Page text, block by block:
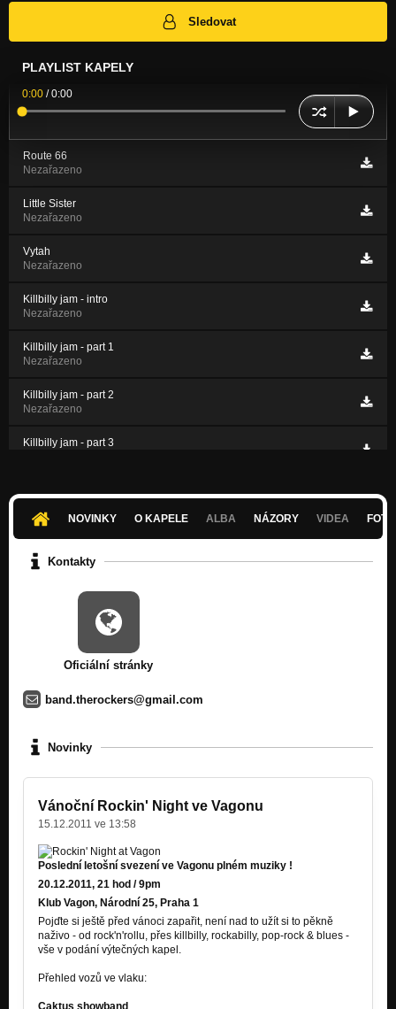
Sledovat
PLAYLIST KAPELY
0:00 /0:00
Route 66
Nezařazeno
Little Sister
Nezařazeno
Vytah
Nezařazeno
Killbilly jam - intro
Nezařazeno
Killbilly jam - part 1
Nezařazeno
Killbilly jam - part 2
Nezařazeno
Killbilly jam - part 3
NOVINKY
O KAPELE ALBA NÁZORY VIDEA
Kontakty
Oficiální stránky
band.therockers@gmail.com
Novinky
Vánoční Rockin' Night ve Vagonu
15.12.2011 ve 13:58
Poslední letošní svezení ve Vagonu plném muziky !
20.12.2011, 21 hod / 9pm
Klub Vagon, Národní 25, Praha 1
Pojďte si ještě před vánoci zapařit, není nad to užít si to pěkně
naživo - od rock'n'rollu, přes killbilly, rockabilly, pop-rock & blues -
vše v podání výtečných kapel.
Přehled vozů ve vlaku:
Caktus showband